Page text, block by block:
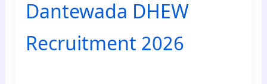
Dantewada DHEW
Recruitment 2026